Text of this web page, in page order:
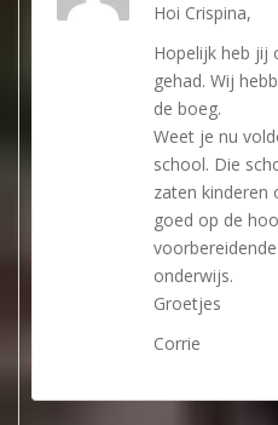
Hoi Crispina,
Hopelijk heb jij
gehad. Wij
de boeg.
Weet je nu
school. Die
zaten kinderen
goed op de
onderwijs.
Groetjes
Corrie